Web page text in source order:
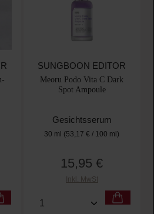
den gewünschten Wert ein
SUNGBOON EDITOR
Meoru Podo Vita C Dark
Spot Ampoule
Gesichtsserum
30 ml (53,17 € / 100 ml)
Regulärer Preis:
15,95 €
Inkl. MwSt
Produkt Anzahl: Gib